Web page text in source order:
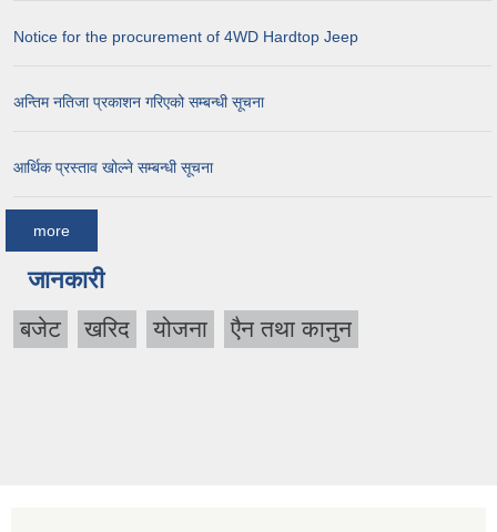
Notice for the procurement of 4WD Hardtop Jeep
अन्तिम नतिजा प्रकाशन गरिएको सम्बन्धी सूचना
आर्थिक प्रस्ताव खोल्ने सम्बन्धी सूचना
more
जानकारी
बजेट खरिद योजना एैन तथा कानुन